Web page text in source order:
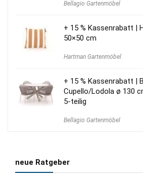
war:
Bellagio Gartenmöbel
+ 15 % Kassenrabatt |
50×50 cm
Hartman Gartenmöbel
+ 15 % Kassenrabatt |
Cupello/Lodola ø 130
5-teilig
Bellagio Gartenmöbel
neue Ratgeber